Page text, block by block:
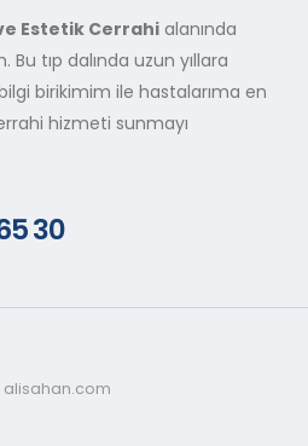
Estetik Cerrahi alanında
tıp dalında uzun yıllara
birikimim ile hastalarıma en
hizmeti sunmayı
30
alisahan.com